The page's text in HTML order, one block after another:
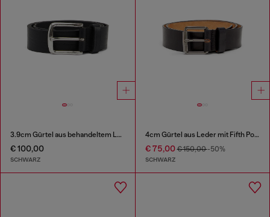
3.9cm Gürtel aus behandeltem Leder mit Diesel-Logo
€ 100,00
SCHWARZ
4cm Gürtel aus Leder mit Fifth Pocket-Logo-Flagge.
€ 75,00€ 150,00-50%
SCHWARZ